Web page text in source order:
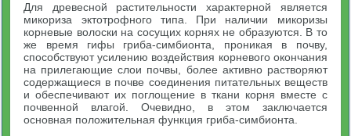
Для древесной растительности характерной является
микориза эктотрофного типа. При наличии микоризы
корневые волоски на сосущих корнях не образуются. В то
же время гифы гриба-симбионта, проникая в почву,
способствуют усилению воздействия корневого окончания
на прилегающие слои почвы, более активно растворяют
содержащиеся в почве соединения питательных веществ
и обеспечивают их поглощение в ткани корня вместе с
почвенной влагой. Очевидно, в этом заключается
основная положительная функция гриба-симбионта.